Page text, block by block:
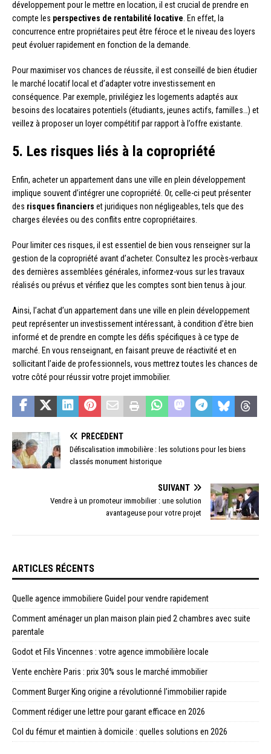
développement pour le mettre en location, il est crucial de prendre en
compte les perspectives de rentabilité locative . En effet, la
concurrence entre propriétaires peut être féroce et le niveau des loyers
peut évoluer rapidement en fonction de la demande.
Pour maximiser vos chances de réussite, il est conseillé de bien étudier
le marché locatif local et d’adapter votre investissement en
conséquence. Par exemple, privilégiez les logements adaptés aux
besoins des locataires potentiels (étudiants, jeunes actifs, familles…) et
veillez à proposer un loyer compétitif par rapport à l’offre existante.
5. Les risques liés à la copropriété
Enfin, acheter un appartement dans une ville en plein développement
implique souvent d’intégrer une copropriété. Or, celle-ci peut présenter
des risques financiers et juridiques non négligeables, tels que des
charges élevées ou des conflits entre copropriétaires.
Pour limiter ces risques, il est essentiel de bien vous renseigner sur la
gestion de la copropriété avant d’acheter. Consultez les procès-verbaux
des dernières assemblées générales, informez-vous sur les travaux
réalisés ou prévus et vérifiez que les comptes sont bien tenus à jour.
Ainsi, l’achat d’un appartement dans une ville en plein développement
peut représenter un investissement intéressant, à condition d’être bien
informé et de prendre en compte les défis spécifiques à ce type de
marché. En vous renseignant, en faisant preuve de réactivité et en
sollicitant l’aide de professionnels, vous mettrez toutes les chances de
votre côté pour réussir votre projet immobilier.
PRÉCÉDENT
Défiscalisation immobilière : les solutions pour les biens
classés monument historique
SUIVANT
Vendre à un promoteur immobilier : une solution
avantageuse pour votre projet
ARTICLES RÉCENTS
Quelle agence immobiliere Guidel pour vendre rapidement
Comment aménager un plan maison plain pied 2 chambres avec suite
parentale
Godot et Fils Vincennes : votre agence immobilière locale
Vente enchère Paris : prix 30% sous le marché immobilier
Comment Burger King origine a révolutionné l’immobilier rapide
Comment rédiger une lettre pour garant efficace en 2026
Col du fémur et maintien à domicile : quelles solutions en 2026